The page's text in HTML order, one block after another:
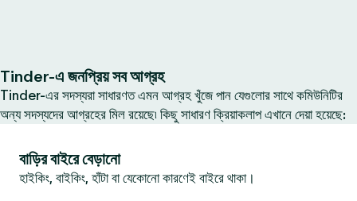
Tinder-এ জনপ্রিয় সব আগ্রহ
Tinder-এর সদস্যরা সাধারণত এমন আগ্রহ খুঁজে পান যেগুলোর সাথে কমিউনিটির
অন্য সদস্যদের আগ্রহের মিল রয়েছে৷ কিছু সাধারণ ক্রিয়াকলাপ এখানে দেয়া হয়েছে:
বাড়ির বাইরে বেড়ানো
হাইকিং, বাইকিং, হাঁটা বা যেকোনো কারণেই বাইরে থাকা।